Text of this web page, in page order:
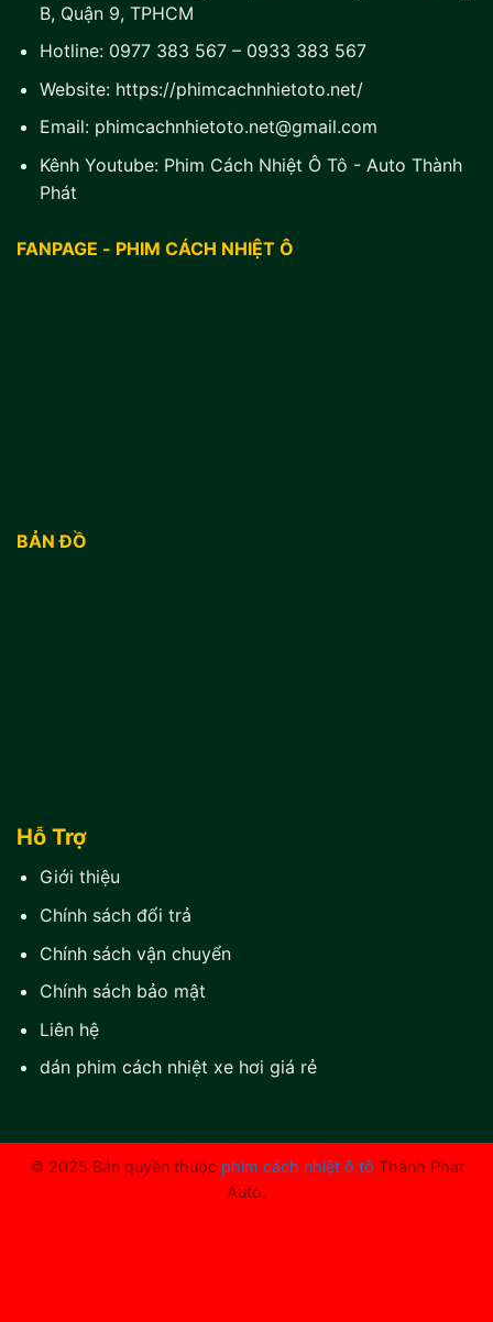
B, Quận 9, TPHCM
Hotline: 0977 383 567– 0933 383 567
Website: https://phimcachnhietoto.net/
Email: phimcachnhietoto.net@gmail.com
Kênh Youtube: Phim Cách Nhiệt Ô Tô - Auto Thành
Phát
FANPAGE - PHIM CÁCH NHIỆT Ô
BẢN ĐỒ
Hỗ Trợ
Giới thiệu
Chính sách đổi trả
Chính sách vận chuyển
Chính sách bảo mật
Liên hệ
dán phim cách nhiệt xe hơi giá rẻ
© 2025 Bản quyền thuộc phim cách nhiệt ô tô Thành Phát
Auto.